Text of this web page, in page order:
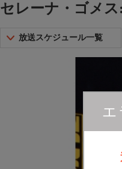
エ
セレーナ・ゴメ
放送スケジュール一覧